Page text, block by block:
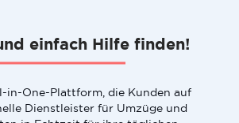
einfach Hilfe finden!
in-One-Plattform, die Kunden auf
Dienstleister für Umzüge und